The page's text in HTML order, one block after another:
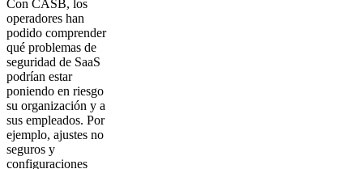
Con CASB, los
operadores han
podido comprender
qué problemas de
seguridad de SaaS
podrían estar
poniendo en riesgo
su organización y a
sus empleados. Por
ejemplo, ajustes no
seguros y
configuraciones